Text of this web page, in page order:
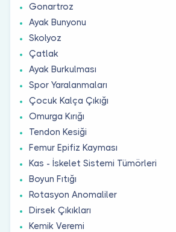
Gonartroz
Ayak Bunyonu
Skolyoz
Çatlak
Ayak Burkulması
Spor Yaralanmaları
Çocuk Kalça Çıkığı
Omurga Kırığı
Tendon Kesiği
Femur Epifiz Kayması
Kas - İskelet Sistemi Tümörleri
Boyun Fıtığı
Rotasyon Anomaliler
Dirsek Çıkıkları
Kemik Veremi